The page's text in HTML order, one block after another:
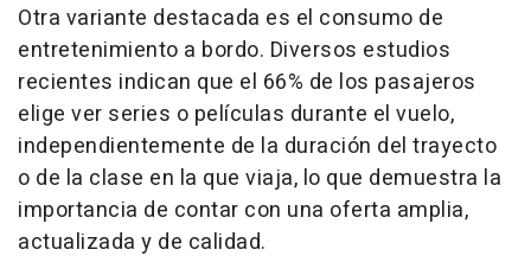
Otra variante destacada es el consumo de
entretenimiento a bordo. Diversos estudios
recientes indican que el 66% de los pasajeros
elige ver series o películas durante el vuelo,
independientemente de la duración del trayecto
o de la clase en la que viaja, lo que demuestra la
importancia de contar con una oferta amplia,
actualizada y de calidad.